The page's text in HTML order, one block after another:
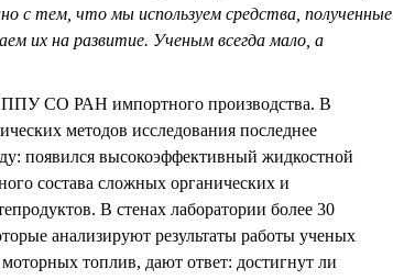
с тем, что мы используем средства, полученные
их на развитие. Ученым всегда мало, а
СО РАН импортного производства. В
методов исследования последнее
появился высокоэффективный жидкостной
состава сложных органических и
В стенах лаборатории более 30
анализируют результаты работы ученых
топлив, дают ответ: достигнут ли